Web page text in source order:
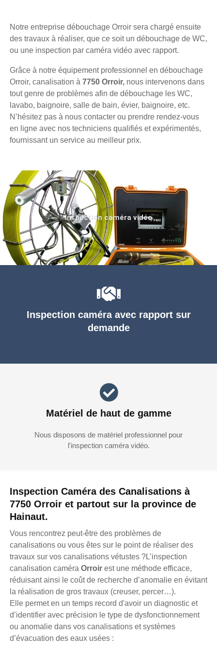
Notre entreprise débouchage Orroir sera chargé ensuite
des travaux à réaliser, que ce soit un débouchage de WC,
ou une inspection par caméra vidéo avec rapport.
Grâce à notre équipement professionnel en débouchage
Orroir, canalisation à 7750 Orroir, nous intervenons dans
tout genre de problèmes afin de débouchage les WC,
lavabo, baignoire, salle de bain, évier, baignoire, etc.
N’hésitez pas à nous contacter ou prendre rendez-vous
en ligne avec nos techniciens qualifiés et expérimentés,
fournissant un service au meilleur prix.
Inspection Caméra des Canalisations à
7750 Orroir et partout sur la province de
Hainaut.
Vous rencontrez peut-être des problèmes de
canalisations ou vous êtes sur le point de réaliser des
travaux sur vos canalisations vétustes ?L’inspection
canalisation caméra Orroir est une méthode efficace,
réduisant ainsi le coût de recherche d’anomalie en évitant
la réalisation de gros travaux (creuser, percer…).
Elle permet en un temps record d'avoir un diagnostic et
d’identifier avec précision le type de dysfonctionnement
ou anomalie dans vos canalisations et systèmes
d’évacuation des eaux usées :
Inspection caméra avec rapport sur
demande
Matériel de haut de gamme
Nous disposons de matériel professionnel pour
l'inspection caméra vidéo.
Inspection caméra vidéo